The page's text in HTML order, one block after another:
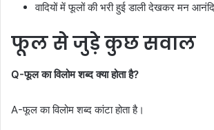
वादियों में फूलों की भरी हुई डाली देखकर मन
फूल से जुड़े कुछ सवाल
Q-फूल का विलोम शब्द क्या होता है?
A-फूल का विलोम शब्द कांटा होता है।